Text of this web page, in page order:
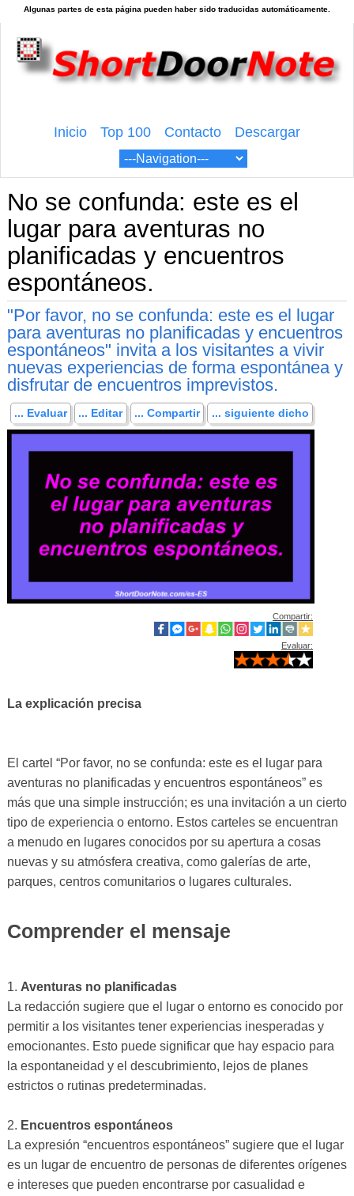
Inicio Top 100 Contacto Descargar
No se confunda: este es el
lugar para aventuras no
planificadas y encuentros
espontáneos.
"Por favor, no se confunda: este es el lugar
para aventuras no planificadas y encuentros
espontáneos" invita a los visitantes a vivir
nuevas experiencias de forma espontánea y
disfrutar de encuentros imprevistos.
... Evaluar ... Editar ... Compartir ... siguiente dicho
Compartir:
Evaluar:
La explicación precisa
El cartel “Por favor, no se confunda: este es el lugar para
aventuras no planificadas y encuentros espontáneos” es
más que una simple instrucción; es una invitación a un cierto
tipo de experiencia o entorno. Estos carteles se encuentran
a menudo en lugares conocidos por su apertura a cosas
nuevas y su atmósfera creativa, como galerías de arte,
parques, centros comunitarios o lugares culturales.
Comprender el mensaje
1. Aventuras no planificadas
La redacción sugiere que el lugar o entorno es conocido por
permitir a los visitantes tener experiencias inesperadas y
emocionantes. Esto puede significar que hay espacio para
la espontaneidad y el descubrimiento, lejos de planes
estrictos o rutinas predeterminadas.
2. Encuentros espontáneos
La expresión “encuentros espontáneos” sugiere que el lugar
es un lugar de encuentro de personas de diferentes orígenes
e intereses que pueden encontrarse por casualidad e